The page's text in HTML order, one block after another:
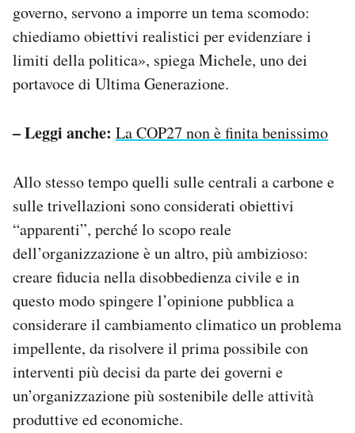
governo, servono a imporre un tema scomodo:
chiediamo obiettivi realistici per evidenziare i
limiti della politica», spiega Michele, uno dei
portavoce di Ultima Generazione.
– Leggi anche: La COP27 non è finita benissimo
Allo stesso tempo quelli sulle centrali a carbone e
sulle trivellazioni sono considerati obiettivi
“apparenti”, perché lo scopo reale
dell’organizzazione è un altro, più ambizioso:
creare fiducia nella disobbedienza civile e in
questo modo spingere l’opinione pubblica a
considerare il cambiamento climatico un problema
impellente, da risolvere il prima possibile con
interventi più decisi da parte dei governi e
un’organizzazione più sostenibile delle attività
produttive ed economiche.